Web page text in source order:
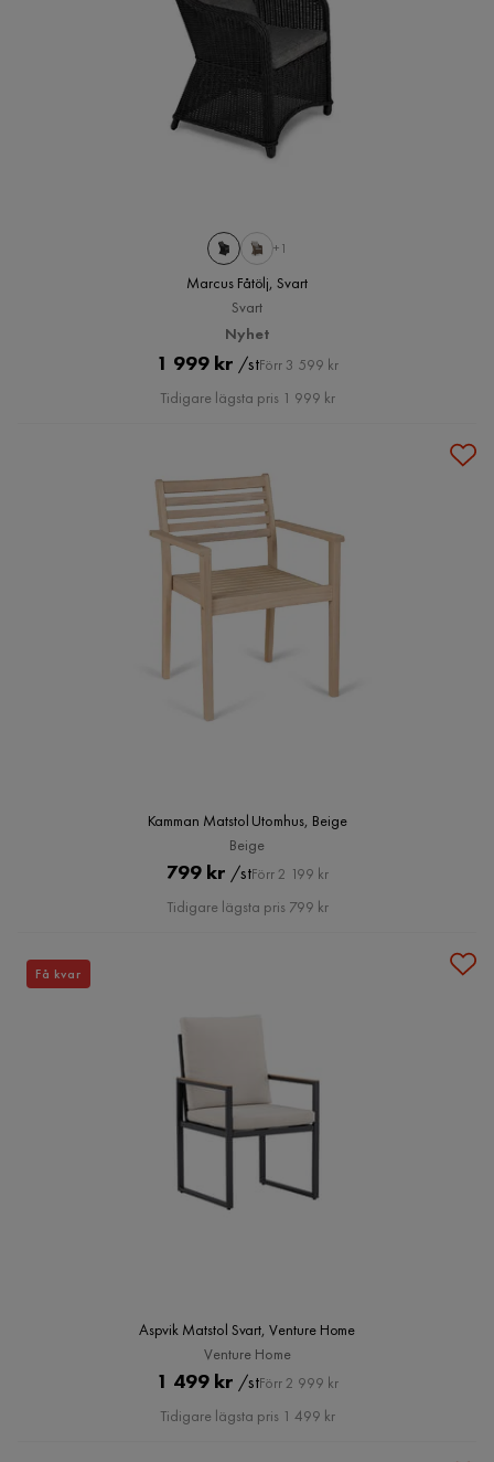
+1
Marcus Fåtölj, Svart
Svart
Nyhet
Pris
1 999 kr /st
Original
Pris
Förr 3 599 kr
Tidigare lägsta pris 1 999 kr
Kamman Matstol Utomhus, Beige
Beige
Pris
799 kr /stOriginal
Pris
Förr 2 199 kr
Tidigare lägsta pris 799 kr
Aspvik Matstol Svart, Venture Home
Venture Home
Pris
1 499 kr /st
Original
Pris
Förr 2 999 kr
Tidigare lägsta pris 1 499 kr
Få kvar